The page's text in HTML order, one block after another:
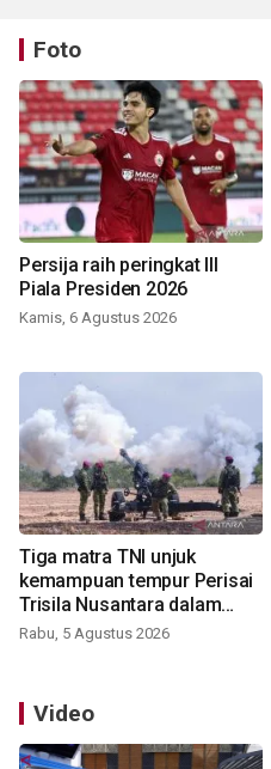
Foto
Persija raih peringkat III
Piala Presiden 2026
Kamis, 6 Agustus 2026
Tiga matra TNI unjuk
kemampuan tempur Perisai
Trisila Nusantara dalam
latihan di Kepri
Rabu, 5 Agustus 2026
Video